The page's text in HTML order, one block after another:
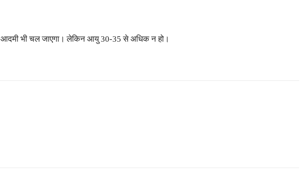
भी चल जाएगा। लेकिन आयु 30-35 से अधिक न हो।